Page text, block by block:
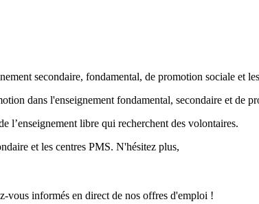
secondaire, fondamental, de promotion sociale et
dans l'enseignement fondamental, secondaire et de
l’enseignement libre qui recherchent des volontaires.
et les centres PMS. N'hésitez plus,
vous informés en direct de nos offres d'emploi !